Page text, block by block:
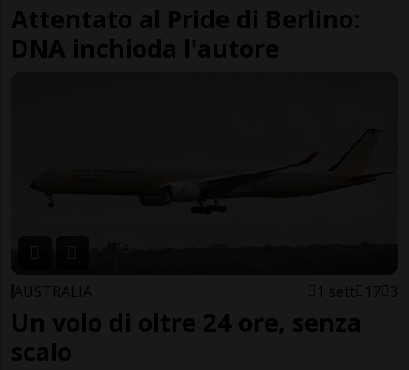
Attentato al Pride di Berlino:
DNA inchioda l'autore
AUSTRALIA 1 sett 17 3
Un volo di oltre 24 ore, senza
scalo